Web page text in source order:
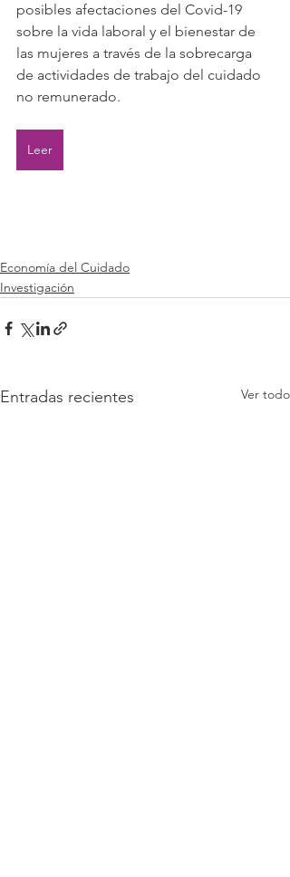
posibles afectaciones del Covid-19
sobre la vida laboral y el bienestar de
las mujeres a través de la sobrecarga
de actividades de trabajo del cuidado
no remunerado.
Leer
Economía del Cuidado
Investigación
Entradas recientes Ver todo